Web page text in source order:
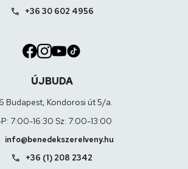
call +36 30 602 4956
ÚJBUDA
Budapest, Kondorosi út 5/a.
7:00-16:30 Sz: 7:00-13:00
info@benedekszerelveny.hu
call +36 (1) 208 2342